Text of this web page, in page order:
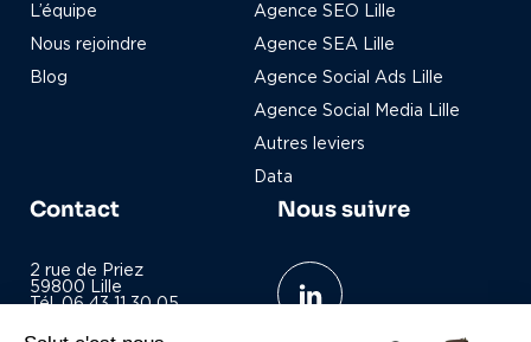
L’équipe
Nous rejoindre
Blog
Agence SEO Lille
Agence SEA Lille
Agence Social Ads Lille
Agence Social Media Lille
Autres leviers
Data
Contact
2 rue de Priez
59800 Lille
Tél. 06 43 11 30 05
Nous suivre